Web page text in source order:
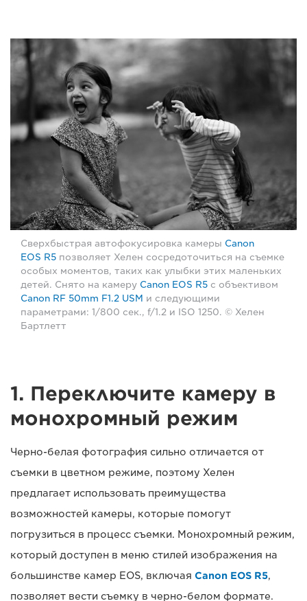
Сверхбыстрая автофокусировка камеры Canon
EOS R5 позволяет Хелен сосредоточиться на съемке
особых моментов, таких как улыбки этих маленьких
детей. Снято на камеру Canon EOS R5 с объективом
Canon RF 50mm F1.2 USM и следующими
параметрами: 1/800 сек., f/1.2 и ISO 1250. © Хелен
Бартлетт
1. Переключите камеру в
монохромный режим
Черно-белая фотография сильно отличается от
съемки в цветном режиме, поэтому Хелен
предлагает использовать преимущества
возможностей камеры, которые помогут
погрузиться в процесс съемки. Монохромный режим,
который доступен в меню стилей изображения на
большинстве камер EOS, включая Canon EOS R5,
позволяет вести съемку в черно-белом формате.